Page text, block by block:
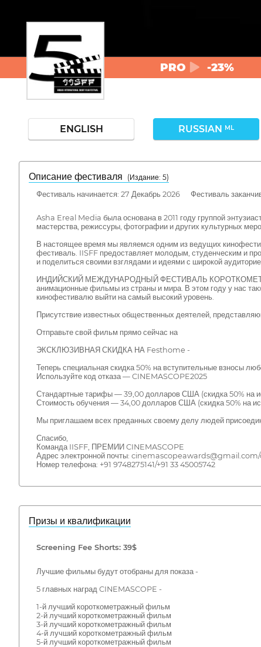
PRO -23%
ENGLISH RUSSIAN ML
Описание фестиваля
( Издание: 5)
Фестиваль начинается: 27 Декабрь 2026 Фестиваль
Asha Ereal Media была основана в 2011 году группой
мастерства, режиссуры, фотографии и других культурных
В настоящее время мы являемся одним из ведущих
фестиваль. IISFF предоставляет молодым, студенческим и
и поделиться своими взглядами и идеями с широкой
ИНДИЙСКИЙ МЕЖДУНАРОДНЫЙ ФЕСТИВАЛЬ
анимационные фильмы из страны и мира. В этом году у нас
кинофестивалю выйти на самый высокий уровень.
Присутствие известных общественных деятелей,
Отправьте свой фильм прямо сейчас на
ЭКСКЛЮЗИВНАЯ СКИДКА НА Festhome -
Теперь специальная скидка 50% на вступительные взносы
Используйте код отказа — CINEMASCOPE2025
Стандартные тарифы — 39,00 долларов США (скидка 50% на
Стоимость обучения — 34,00 долларов США (скидка 50% на
Мы приглашаем всех преданных своему делу людей
Спасибо,
Команда IISFF, ПРЕМИИ CINEMASCOPE
Адрес электронной почты:
Номер телефона: +91 9748275141/+91 33 45005742
Призы и квалификации
Screening Fee Shorts: 39$
Лучшие фильмы будут отобраны для показа -
5 главных наград CINEMASCOPE -
1-й лучший короткометражный фильм
2-й лучший короткометражный фильм
3-й лучший короткометражный фильм
4-й лучший короткометражный фильм
5-й лучший короткометражный фильм